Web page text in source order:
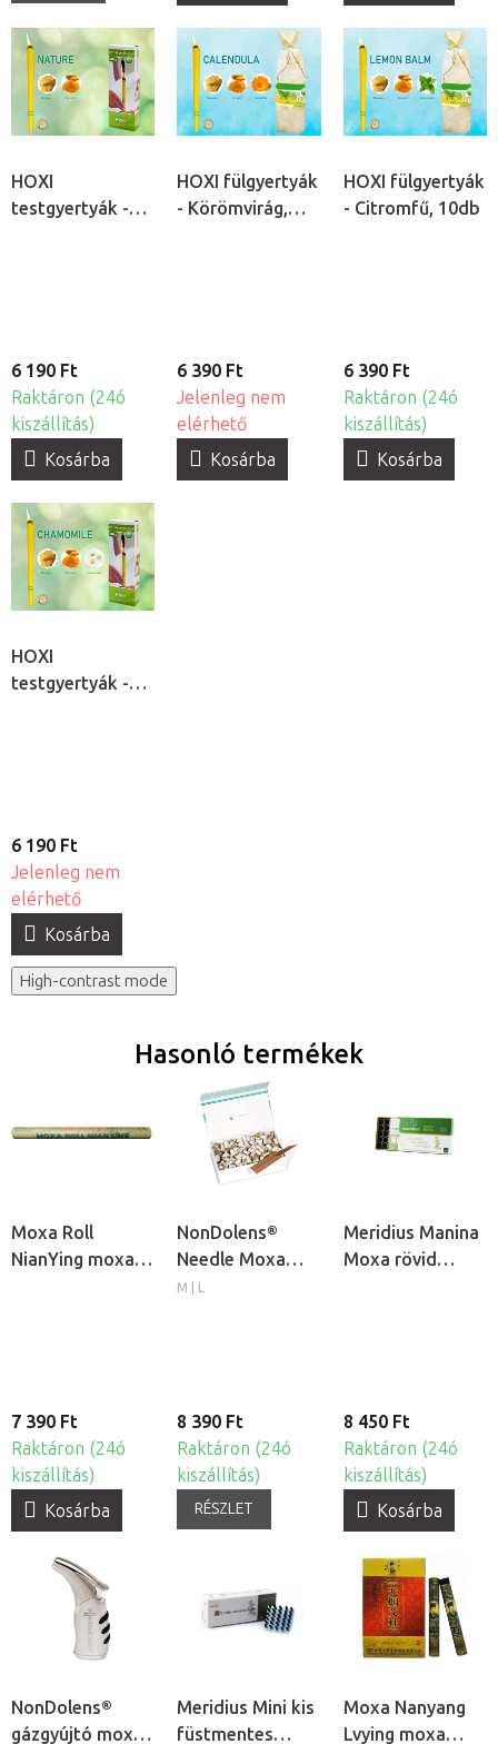
HOXI
testgyertyák -
6 190 Ft
Raktáron (24ó
kiszállítás)
Kosárba
HOXI fülgyertyák
- Körömvirág,
6 390 Ft
Jelenleg nem
elérhető
Kosárba
HOXI fülgyertyák
- Citromfű, 10db
6 390 Ft
Raktáron (24ó
kiszállítás)
Kosárba
HOXI
testgyertyák -
6 190 Ft
Jelenleg nem
elérhető
Kosárba
High-contrast mode
Hasonló termékek
Moxa Roll
NianYing moxa
7 390 Ft
Raktáron (24ó
kiszállítás)
Kosárba
NonDolens®
Needle Moxa
rövid moxa
M | L
8 390 Ft
Raktáron (24ó
kiszállítás)
RÉSZLET
Meridius Manina
Moxa rövid
8 450 Ft
Raktáron (24ó
kiszállítás)
Kosárba
NonDolens®
gázgyújtó moxa
Meridius Mini kis
füstmentes
Moxa Nanyang
Lvying moxa